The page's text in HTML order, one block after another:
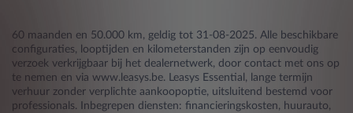
60 maanden en 50.000 km, geldig tot 31-08-2025. Alle beschikbare
configuraties, looptijden en kilometerstanden zijn op eenvoudig
verzoek verkrijgbaar bij het dealernetwerk, door contact met ons op
te nemen en via www.leasys.be. Leasys Essential, lange termijn
verhuur zonder verplichte aankoopoptie, uitsluitend bestemd voor
professionals. Inbegrepen diensten: financieringskosten, huurauto,